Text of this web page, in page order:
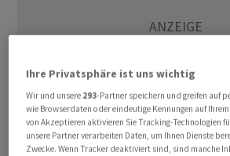
Ihre Privatsphäre ist uns wichtig
Wir und unsere 293-Partner speichern und greifen auf
wie Browserdaten oder eindeutige Kennungen auf
von Akzeptieren aktivieren Sie Tracking-Technologien
unsere Partner verarbeiten Daten, um Ihnen Dienste
Zwecke. Wenn Tracker deaktiviert sind, sind manche